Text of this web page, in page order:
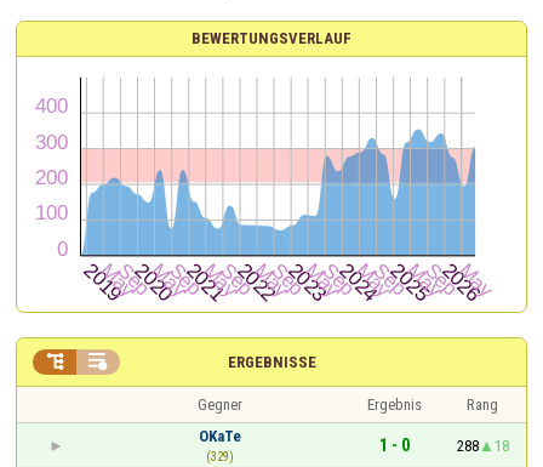
BEWERTUNGSVERLAUF
ERGEBNISSE
 
Gegner Ergebnis
Rang
OKaTe
(329)
1 - 0 288
18